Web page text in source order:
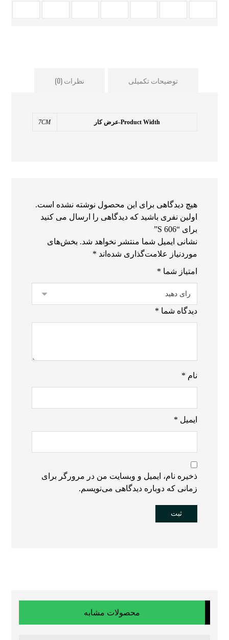
توضیحات تکمیلی نظرات (0)
Product Width-عرض کار 7CM
هیچ دیدگاهی برای این محصول نوشته نشده است.
اولین نفری باشید که دیدگاهی را ارسال می کنید
برای “S 606”
نشانی ایمیل شما منتشر نخواهد شد. بخش‌های
موردنیاز علامت‌گذاری شده‌اند *
امتیاز شما *
دیدگاه شما *
نام *
ایمیل *
ذخیره نام، ایمیل و وبسایت من در مرورگر برای
زمانی که دوباره دیدگاهی می‌نویسم.
محصولات مشابه